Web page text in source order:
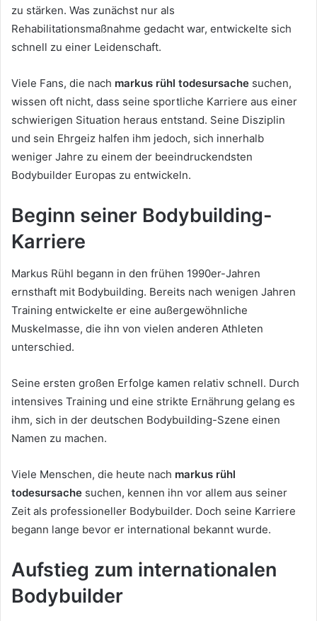
zu stärken. Was zunächst nur als
Rehabilitationsmaßnahme gedacht war, entwickelte sich
schnell zu einer Leidenschaft.
Viele Fans, die nach markus rühl todesursache suchen,
wissen oft nicht, dass seine sportliche Karriere aus einer
schwierigen Situation heraus entstand. Seine Disziplin
und sein Ehrgeiz halfen ihm jedoch, sich innerhalb
weniger Jahre zu einem der beeindruckendsten
Bodybuilder Europas zu entwickeln.
Beginn seiner Bodybuilding-
Karriere
Markus Rühl begann in den frühen 1990er-Jahren
ernsthaft mit Bodybuilding. Bereits nach wenigen Jahren
Training entwickelte er eine außergewöhnliche
Muskelmasse, die ihn von vielen anderen Athleten
unterschied.
Seine ersten großen Erfolge kamen relativ schnell. Durch
intensives Training und eine strikte Ernährung gelang es
ihm, sich in der deutschen Bodybuilding-Szene einen
Namen zu machen.
Viele Menschen, die heute nach markus rühl
todesursache suchen, kennen ihn vor allem aus seiner
Zeit als professioneller Bodybuilder. Doch seine Karriere
begann lange bevor er international bekannt wurde.
Aufstieg zum internationalen
Bodybuilder